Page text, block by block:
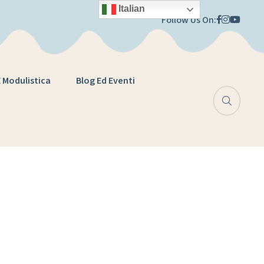
Follow Us On:
Modulistica Blog Ed Eventi
Italian